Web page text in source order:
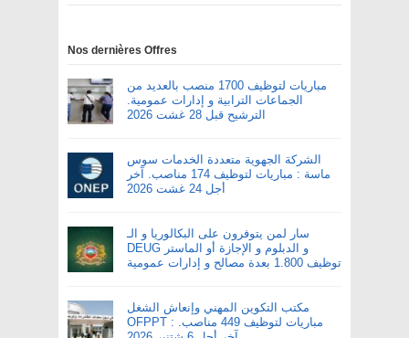
Nos dernières Offres
مباريات لتوظيف 1700 منصب بالعديد من
الجماعات الترابية و إدارات عمومية.
الترشيح قبل 28 غشت 2026
الشركة الجهوية متعددة الخدمات سوس
ماسة : مباريات لتوظيف 174 مناصب. آخر
أجل 24 غشت 2026
سار لمن يتوفرون على البكالوريا و الـ
DEUG و الدبلوم و الإجازة أو الماستر
توظيف 1.800 بعدة مصالح و إدارات عمومية
مكتب التكوين المهني وإنعاش الشغل
OFPPT : مباريات لتوظيف 449 مناصب.